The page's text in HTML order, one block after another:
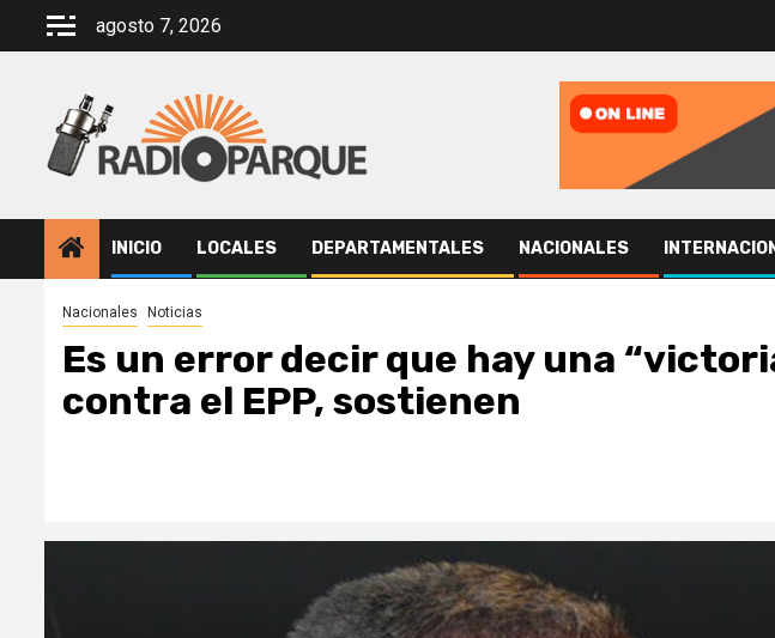
agosto 7, 2026
INICIO LOCALES DEPARTAMENTALES NACIONALES
Nacionales Noticias
Es un error decir que hay una
contra el EPP, sostienen